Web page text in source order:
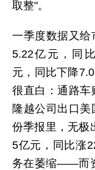
取整"。
一季度数据又给
5.22亿元，同
元，同比下降
很直白：通路
隆越公司出口
份季报里，无极
5亿元，同比涨
务在萎缩——而